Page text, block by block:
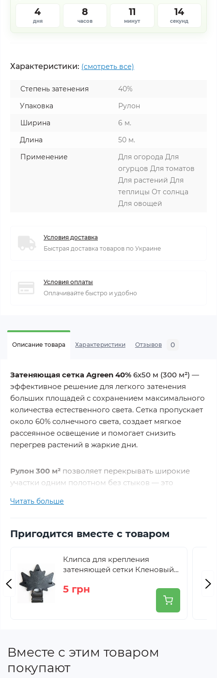
4
дня
8
часов
11
минут
13
секунд
Характеристики: (смотреть все)
Степень затенения
40%
Упаковка
Рулон
Ширина
6 м.
Длина
50 м.
Применение
Для огорода Для
огурцов Для томатов
Для растений Для
теплицы От солнца
Для овощей
Условия доставка
Быстрая доставка товаров по Украине
Условия оплаты
Оплачивайте быстро и удобно
Описание товара Характеристики Отзывов 0
Затеняющая сетка Agreen 40% 6х50 м (300 м²) —
эффективное решение для легкого затенения
больших площадей с сохранением максимального
количества естественного света. Сетка пропускает
около 60% солнечного света, создает мягкое
рассеянное освещение и помогает снизить
перегрев растений в жаркие дни.
Рулон 300 м² позволяет перекрывать широкие
участки одним полотном без стыков — это
надежность конструкции и значительно упрощает
Основные характеристики
Бренд Agreen
Степень
40% (пропускает ~60%
Цвет Темно-зеленый
Читать больше
Пригодится вместе с товаром
Клипса для крепления
затеняющей сетки Кленовый
5 грн
Вместе с этим товаром
покупают